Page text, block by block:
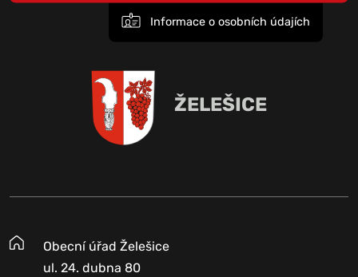
Informace o osobních údajích
ŽELEŠICE
Obecní úřad Želešice
ul. 24. dubna 80